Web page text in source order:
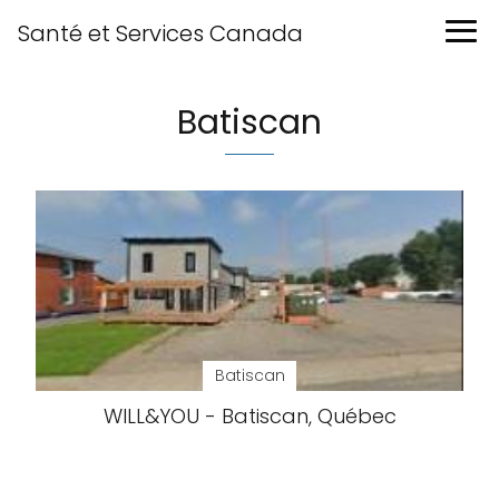
Santé et Services Canada
Batiscan
Batiscan
WILL&YOU - Batiscan, Québec